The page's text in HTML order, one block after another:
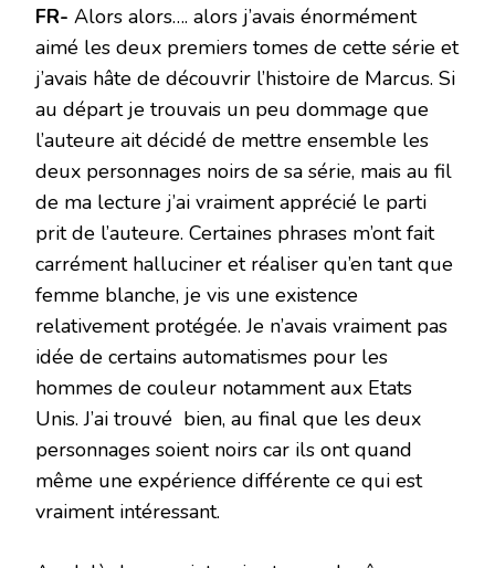
FR- Alors alors…. alors j’avais énormément
aimé les deux premiers tomes de cette série et
j’avais hâte de découvrir l’histoire de Marcus. Si
au départ je trouvais un peu dommage que
l’auteure ait décidé de mettre ensemble les
deux personnages noirs de sa série, mais au fil
de ma lecture j’ai vraiment apprécié le parti
prit de l’auteure. Certaines phrases m’ont fait
carrément halluciner et réaliser qu’en tant que
femme blanche, je vis une existence
relativement protégée. Je n’avais vraiment pas
idée de certains automatismes pour les
hommes de couleur notamment aux Etats
Unis. J’ai trouvé bien, au final que les deux
personnages soient noirs car ils ont quand
même une expérience différente ce qui est
vraiment intéressant.